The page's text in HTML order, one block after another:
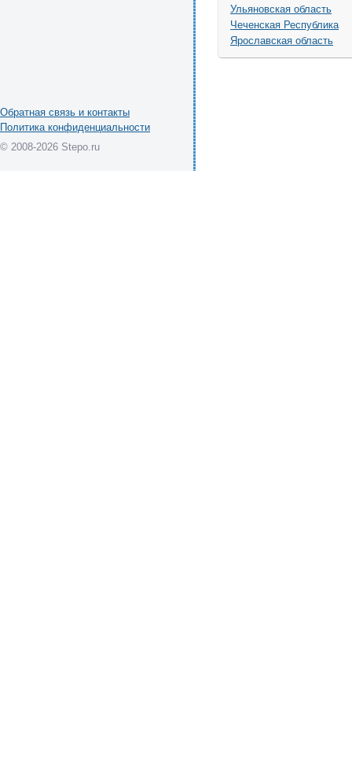
Ульяновская область
Чеченская Республика
Ярославская область
Обратная связь и контакты
Политика конфиденциальности
© 2008-2026 Stepo.ru